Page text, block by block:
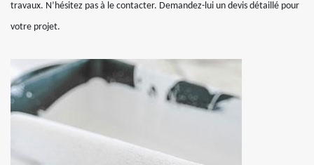
travaux. N’hésitez pas à le contacter. Demandez-lui un devis détaillé pour
votre projet.